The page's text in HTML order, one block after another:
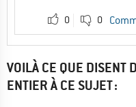
0 0
VOILÀ CE QUE DISENT
ENTIER À CE SUJET :